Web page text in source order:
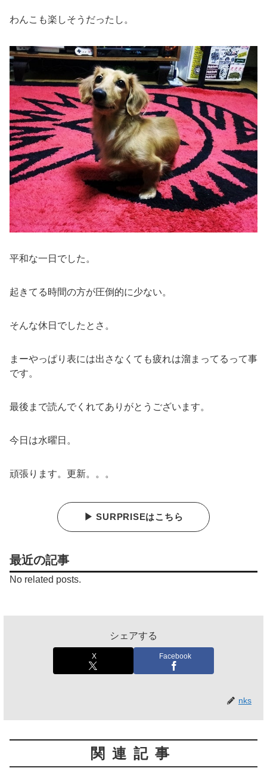
わんこも楽しそうだったし。
平和な一日でした。
起きてる時間の方が圧倒的に少ない。
そんな休日でしたとさ。
まーやっぱり表には出さなくても疲れは溜まってるって事
です。
最後まで読んでくれてありがとうございます。
今日は水曜日。
頑張ります。更新。。。
▶ SURPRISEはこちら
最近の記事
No related posts.
シェアする
X Facebook
nks
関連記事